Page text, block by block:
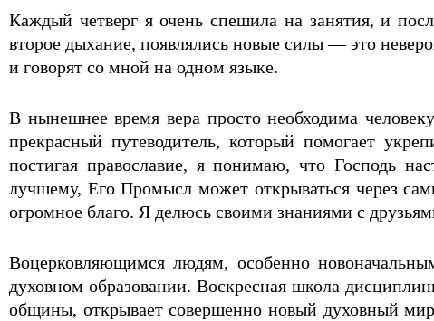
Каждый четверг я очень спешила на занятия, и
второе дыхание, появлялись новые силы — это
и говорят со мной на одном языке.
В нынешнее время вера просто необходима
прекрасный путеводитель, который помогает
постигая православие, я понимаю, что Господь
лучшему, Его Промысл может открываться через
огромное благо. Я делюсь своими знаниями с
Воцерковляющимся людям, особенно
духовном образовании. Воскресная школа
общины, открывает совершенно новый духовный